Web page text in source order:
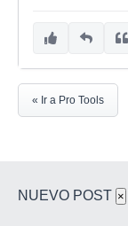
« Ir a Pro Tools
NUEVO POST ×